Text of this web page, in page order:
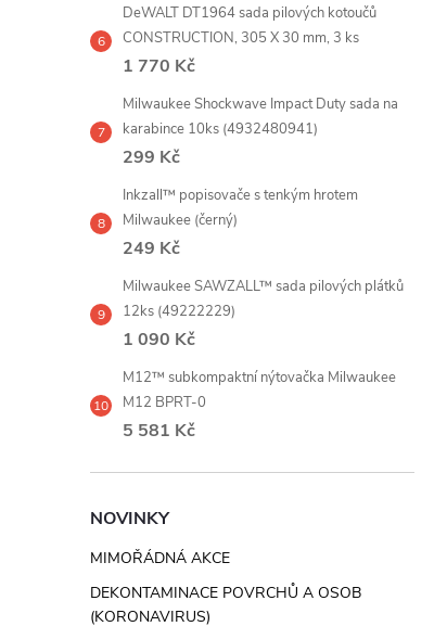
DeWALT DT1964 sada pilových kotoučů
CONSTRUCTION, 305 X 30 mm, 3 ks
1 770 Kč
Milwaukee Shockwave Impact Duty sada na
karabince 10ks (4932480941)
299 Kč
Inkzall™ popisovače s tenkým hrotem
Milwaukee (černý)
249 Kč
Milwaukee SAWZALL™ sada pilových plátků
12ks (49222229)
1 090 Kč
M12™ subkompaktní nýtovačka Milwaukee
M12 BPRT-0
5 581 Kč
NOVINKY
MIMOŘÁDNÁ AKCE
DEKONTAMINACE POVRCHŮ A OSOB
(KORONAVIRUS)